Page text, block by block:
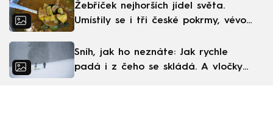
Žebříček nejhorších jídel světa.
Umístily se i tři české pokrmy, vévodí
Sníh, jak ho neznáte: Jak rychle
padá i z čeho se skládá. A vločky